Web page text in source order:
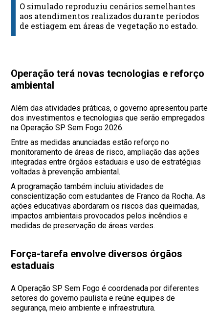
O simulado reproduziu cenários semelhantes
aos atendimentos realizados durante períodos
de estiagem em áreas de vegetação no estado.
Operação terá novas tecnologias e reforço
ambiental
Além das atividades práticas, o governo apresentou parte
dos investimentos e tecnologias que serão empregados
na Operação SP Sem Fogo 2026.
Entre as medidas anunciadas estão reforço no
monitoramento de áreas de risco, ampliação das ações
integradas entre órgãos estaduais e uso de estratégias
voltadas à prevenção ambiental.
A programação também incluiu atividades de
conscientização com estudantes de Franco da Rocha. As
ações educativas abordaram os riscos das queimadas,
impactos ambientais provocados pelos incêndios e
medidas de preservação de áreas verdes.
Força-tarefa envolve diversos órgãos
estaduais
A Operação SP Sem Fogo é coordenada por diferentes
setores do governo paulista e reúne equipes de
segurança, meio ambiente e infraestrutura.